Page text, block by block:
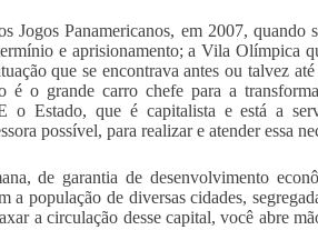
Jogos Panamericanos, em 2007, quando
e aprisionamento; a Vila Olímpica
que se encontrava antes ou talvez
é o grande carro chefe para a
o Estado, que é capitalista e está a
possível, para realizar e atender essa
de garantia de desenvolvimento
a população de diversas cidades,
a circulação desse capital, você abre